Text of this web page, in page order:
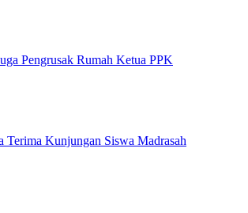
Pengrusak Rumah Ketua PPK
Terima Kunjungan Siswa Madrasah